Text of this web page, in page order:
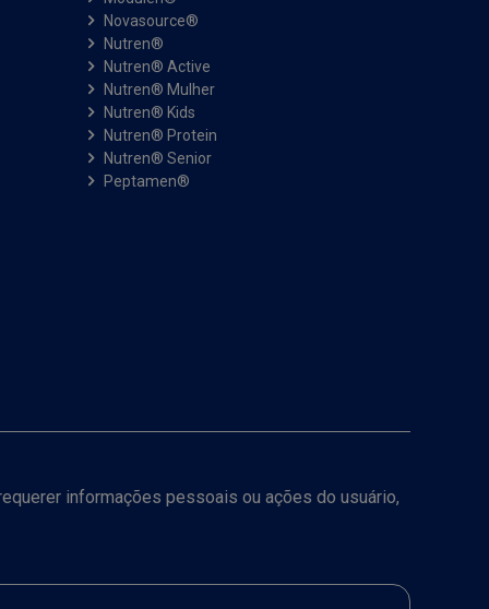
Novasource®
Nutren®
Nutren® Active
Nutren® Mulher
Nutren® Kids
Nutren® Protein
Nutren® Senior
Peptamen®
informações pessoais ou ações do usuário,